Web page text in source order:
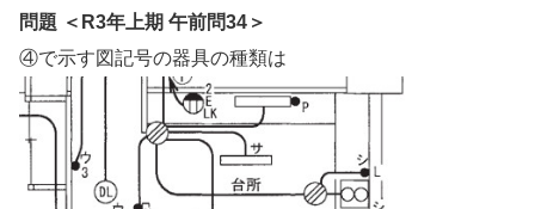
問題 ＜R3年上期 午前問34＞
④で示す図記号の器具の種類は